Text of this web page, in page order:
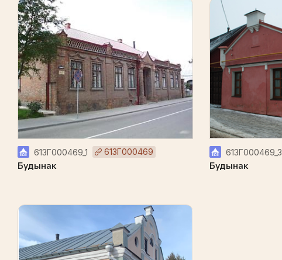
613Г000469_1 613Г000469
Будынак
613Г000469_3
Будынак